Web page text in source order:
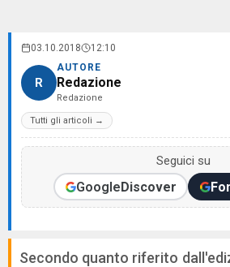
03.10.2018 12:10
R
AUTORE
Redazione
Redazione
Tutti gli articoli →
Seguici su
GoogleDiscover
Secondo quanto riferito